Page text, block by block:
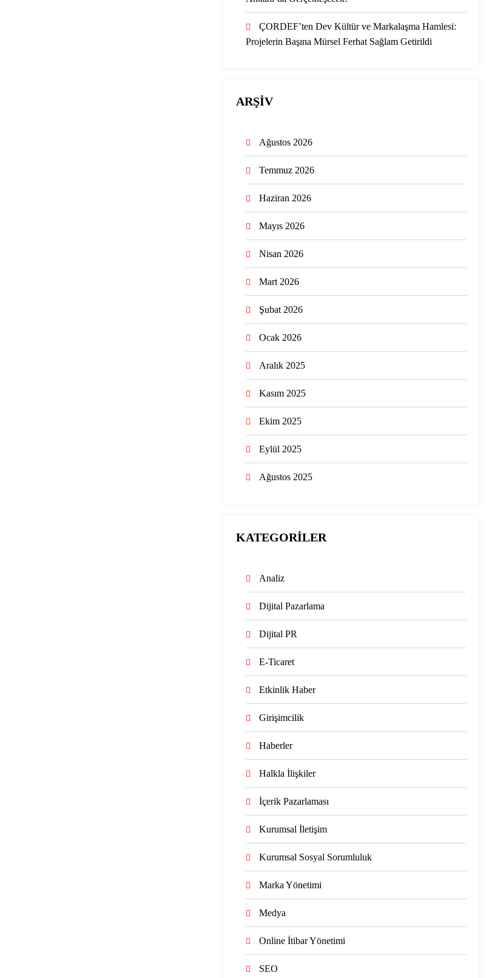
ÇORDEF’ten Dev Kültür ve Markalaşma Hamlesi:
Projelerin Başına Mürsel Ferhat Sağlam Getirildi
ARŞİV
Ağustos 2026
Temmuz 2026
Haziran 2026
Mayıs 2026
Nisan 2026
Mart 2026
Şubat 2026
Ocak 2026
Aralık 2025
Kasım 2025
Ekim 2025
Eylül 2025
Ağustos 2025
KATEGORİLER
Analiz
Dijital Pazarlama
Dijital PR
E-Ticaret
Etkinlik Haber
Girişimcilik
Haberler
Halkla İlişkiler
İçerik Pazarlaması
Kurumsal İletişim
Kurumsal Sosyal Sorumluluk
Marka Yönetimi
Medya
Online İtibar Yönetimi
SEO